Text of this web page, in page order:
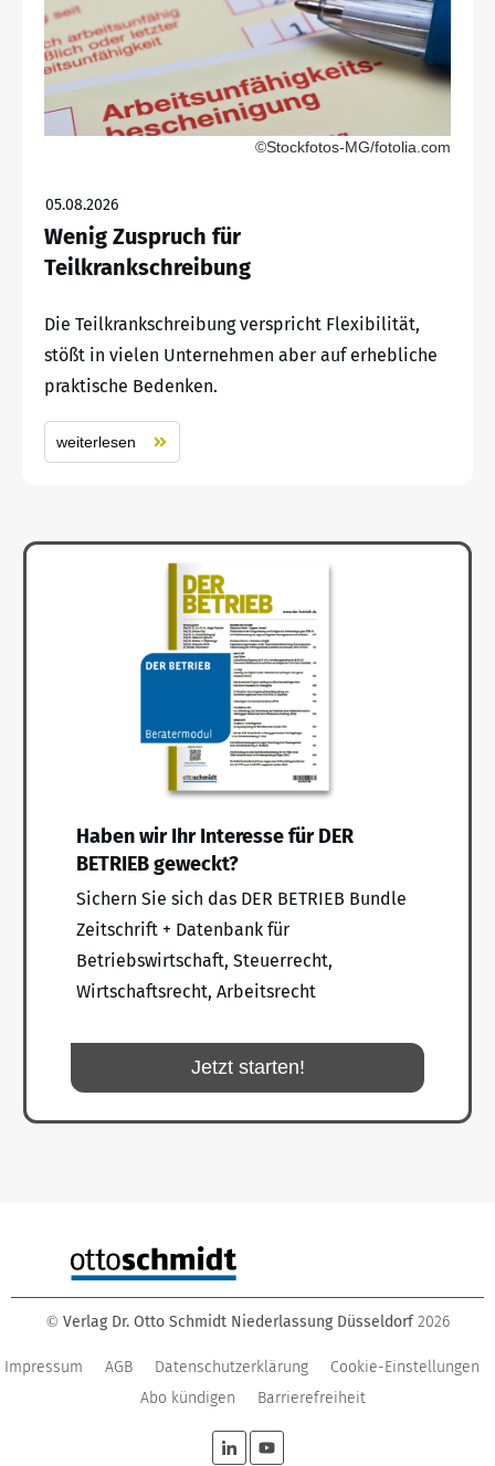
©Stockfotos-MG/fotolia.com
05.08.2026
Wenig Zuspruch für
Teilkrankschreibung
Die Teilkrankschreibung verspricht Flexibilität,
stößt in vielen Unternehmen aber auf erhebliche
praktische Bedenken.
weiterlesen
Haben wir Ihr Interesse für DER
BETRIEB geweckt?
Sichern Sie sich das DER BETRIEB Bundle
Zeitschrift + Datenbank für
Betriebswirtschaft, Steuerrecht,
Wirtschaftsrecht, Arbeitsrecht
Jetzt starten!
© Verlag Dr. Otto Schmidt Niederlassung Düsseldorf 2026
Impressum AGB Datenschutzerklärung
Cookie-Einstellungen
Abo kündigen
Barrierefreiheit